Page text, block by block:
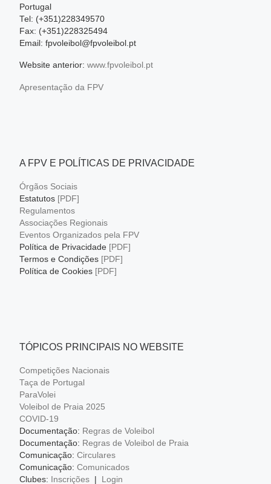
Portugal
Tel: (+351)228349570
Fax: (+351)228325494
Email: fpvoleibol@fpvoleibol.pt
Website anterior: www.fpvoleibol.pt
Apresentação da FPV
A FPV E POLÍTICAS DE PRIVACIDADE
Órgãos Sociais
Estatutos [PDF]
Regulamentos
Associações Regionais
Eventos Organizados pela FPV
Política de Privacidade [PDF]
Termos e Condições [PDF]
Política de Cookies [PDF]
TÓPICOS PRINCIPAIS NO WEBSITE
Competições Nacionais
Taça de Portugal
ParaVolei
Voleibol de Praia 2025
COVID-19
Documentação: Regras de Voleibol
Documentação: Regras de Voleibol de Praia
Comunicação: Circulares
Comunicação: Comunicados
Clubes: Inscrições| Login